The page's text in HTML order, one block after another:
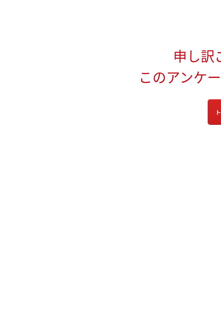
申し訳
このアンケ